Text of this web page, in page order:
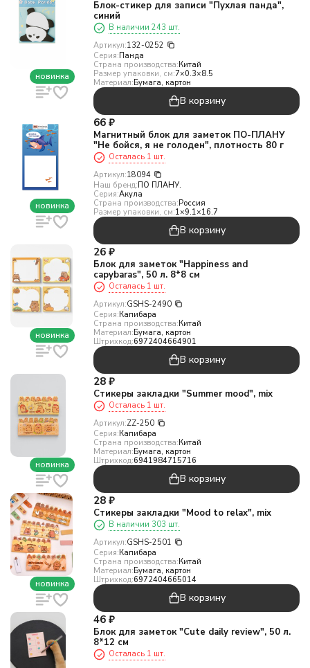
новинка
Блок-стикер для записи "Пухлая панда",
синий
В наличии 243 шт.
Артикул:132-0252
Серия:Панда
Страна производства:Китай
Размер упаковки, см:7×0.3×8.5
Материал:Бумага, картон
В корзину
новинка
66 ₽
Магнитный блок для заметок ПО-ПЛАНУ
"Не бойся, я не голоден", плотность 80 г
Осталась 1 шт.
Артикул:18094
Наш бренд:ПО ПЛАНУ.
Серия:Акула
Страна производства:Россия
Размер упаковки, см:1×9.1×16.7
В корзину
новинка
26 ₽
Блок для заметок "Happiness and
capybaras", 50 л. 8*8 см
Осталась 1 шт.
Артикул:GSHS-2490
Серия:Капибара
Страна производства:Китай
Материал:Бумага, картон
Штрихкод:6972404664901
В корзину
новинка
28 ₽
Стикеры закладки "Summer mood", mix
Осталась 1 шт.
Артикул:ZZ-250
Серия:Капибара
Страна производства:Китай
Материал:Бумага, картон
Штрихкод:6941984715716
В корзину
новинка
28 ₽
Стикеры закладки "Mood to relax", mix
В наличии 303 шт.
Артикул:GSHS-2501
Серия:Капибара
Страна производства:Китай
Материал:Бумага, картон
Штрихкод:6972404665014
В корзину
46 ₽
Блок для заметок "Cute daily review", 50 л.
8*12 см
Осталась 1 шт.